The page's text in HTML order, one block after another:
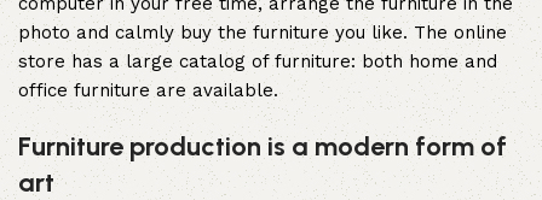
photo and calmly buy the furniture you like. The online
store has a large catalog of furniture: both home and
office furniture are available.
Furniture production is a modern form of
art